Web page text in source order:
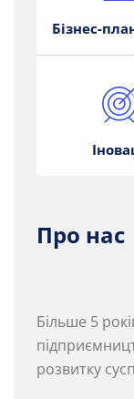
Бізнес-
Про нас
Більше 5
розвитку